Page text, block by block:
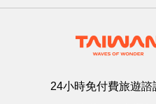
24小時免付費旅遊諮